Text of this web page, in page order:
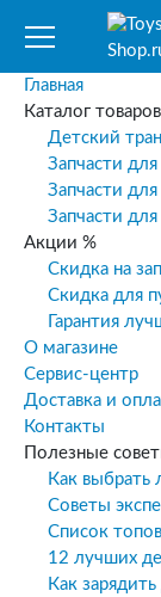
Главная
Каталог товаров
Детский
Запчасти
Запчасти
Запчасти
Акции %
Скидка на
Скидка для
Гарантия
О магазине
Сервис-центр
Доставка и
Контакты
Полезные
Как выбрать
Советы
Список
12 лучших
Как